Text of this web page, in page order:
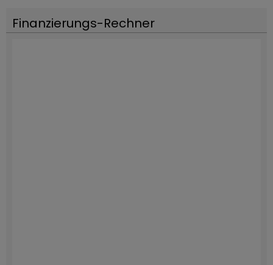
Finanzierungs-Rechner